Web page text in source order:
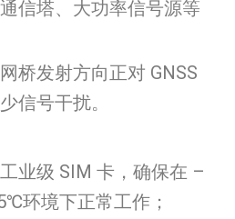
信塔、大功率信号源等
桥发射方向正对 GNSS
信号干扰。
业级 SIM 卡，确保在 –
环境下正常工作；